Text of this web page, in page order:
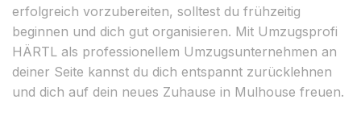
erfolgreich vorzubereiten, solltest du frühzeitig
beginnen und dich gut organisieren. Mit Umzugsprofi
HÄRTL als professionellem Umzugsunternehmen an
deiner Seite kannst du dich entspannt zurücklehnen
und dich auf dein neues Zuhause in Mulhouse freuen.